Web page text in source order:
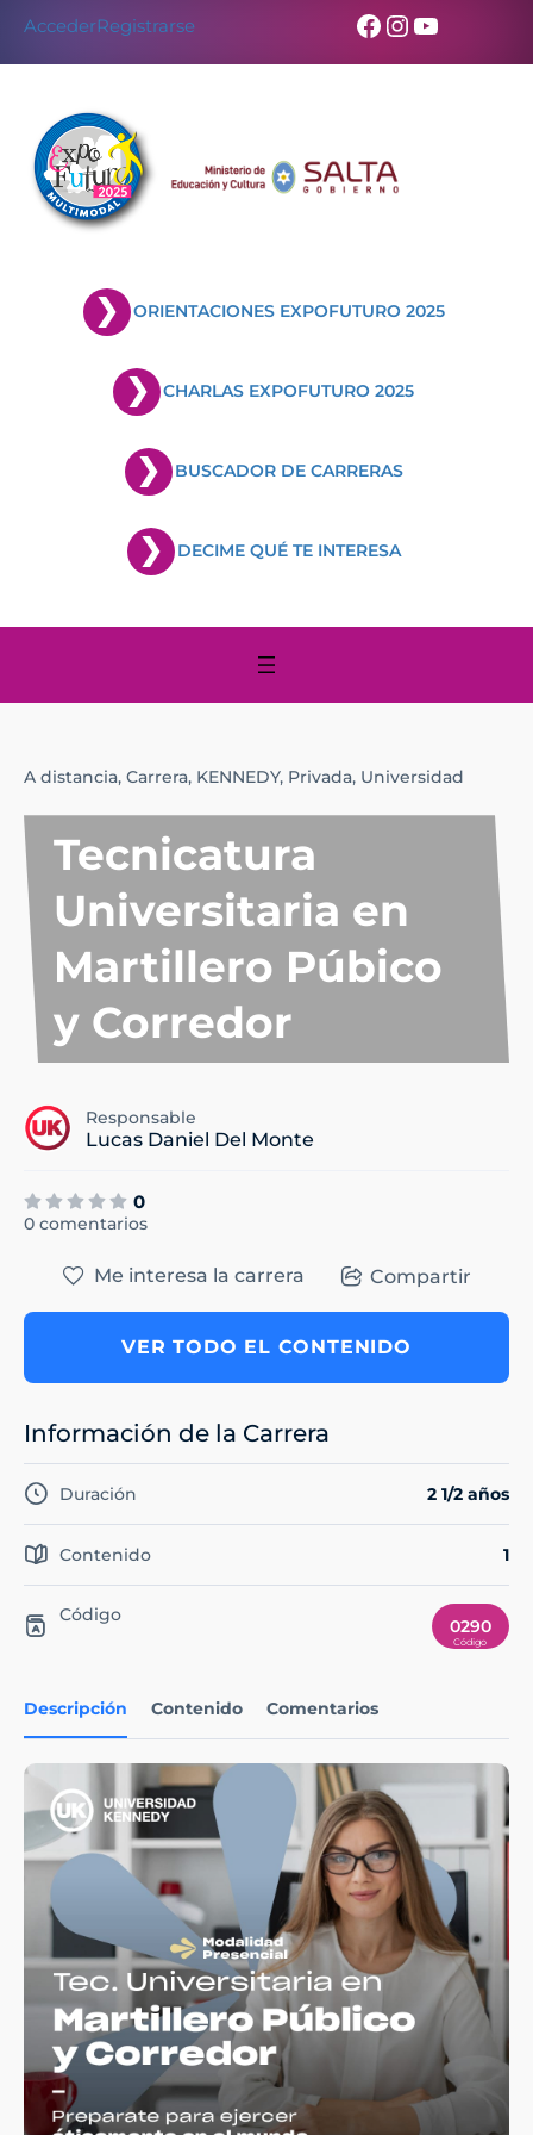
AccederRegistrarse Facebook
Instagram
YouTube
ORIENTACIONES EXPOFUTURO 2025
CHARLAS EXPOFUTURO 2025
BUSCADOR DE CARRERAS
DECIME QUÉ TE INTERESA
A distancia, Carrera, KENNEDY, Privada, Universidad
Tecnicatura
Universitaria en
Martillero Púbico
y Corredor
Responsable
Lucas Daniel Del Monte
0
0 comentarios
Descripción Contenido Comentarios
Me interesa la carrera Compartir
VER TODO EL CONTENIDO
Información de la Carrera
Duración 2 1/2 años
Contenido 1
Código
0290